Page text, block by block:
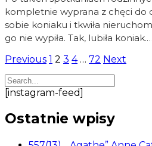
kompletnie wyprana z chęci do
sobie koniaku i tkwiła
go nie wypiła. Tak, lubiła koniak.…
Stronicowanie
wpisów
Previous 1 2 3 4 … 72 Next
[instagram-feed]
Ostatnie wpisy